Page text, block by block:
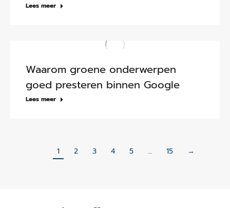
Lees meer
Waarom groene onderwerpen
goed presteren binnen Google
Lees meer
1 2 3 4 5 … 15 →